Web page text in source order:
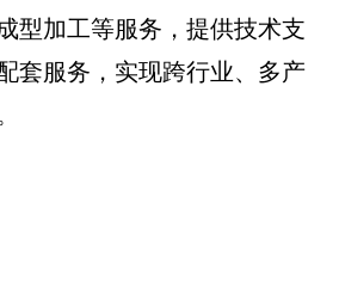
型加工等服务，提供技术支
套服务，实现跨行业、多产